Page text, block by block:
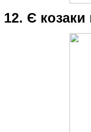
12. Є